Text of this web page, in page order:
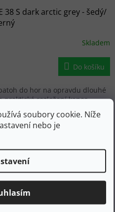
soubory cookie. Níže
nebo je
38 S dark arctic grey - šedý/
Skladem
Do košíku
do hor na opravdu dlouhé
praktické rozložení kapes
z něho dělá...